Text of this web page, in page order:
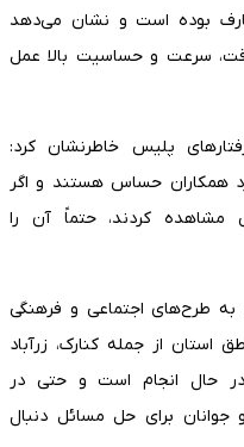
بوده است و نشان می‌دهد
دقت، سرعت و حساسیت بالا عمل
پلیس خاطرنشان کرد:
همکاران حساس هستند و اگر
مشاهده کردند، حتماً آن را
به طرح‌های اجتماعی و فرهنگی
از جمله کنارک، زرآباد
در حال انجام است و حتی در
جوانان برای حل مسائل دنبال